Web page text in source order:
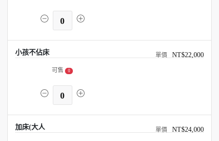
0
小孩不佔床 NT$22,000
可售 0
0
加床(大人 NT$24,000